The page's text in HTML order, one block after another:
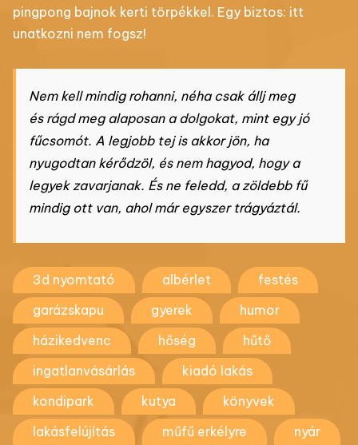
pingpong bajnok kerti törpékkel. Egy biztos: itt
unatkozni nem fogsz!
Nem kell mindig rohanni, néha csak állj meg
és rágd meg alaposan a dolgokat, mint egy jó
fűcsomót. A legjobb tej is akkor jön, ha
nyugodtan kérődzöl, és nem hagyod, hogy a
legyek zavarjanak. És ne feledd, a zöldebb fű
mindig ott van, ahol már egyszer trágyáztál.
3d nyomtató albérlet
festés
garázskapu
gyerek
humor
házikedvenc
hőség
hűtő
ingatlanvásárlás
kiadó lakás
kondipark
kutya
könyvek
lakásfelújítás
műfű erkélyre nyár